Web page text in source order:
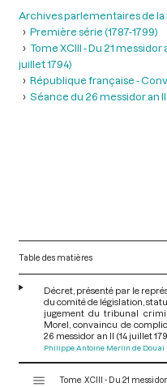
Archives parlementaires de la
Première série (1787-1799)
Tome XCIII - Du 21
juillet 1794)
République française -
Séance du 26 messidor an II
Table des matières
Décret, présenté par le
du comité de législation,
jugement du tribunal
Morel, convaincu de
26 messidor an II (14 juillet
Philippe Antoine Merlin de Douai